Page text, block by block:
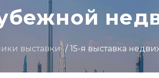
выставки 15-я выставка